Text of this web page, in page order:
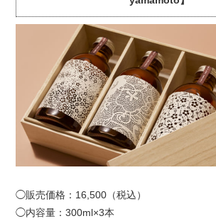
◯販売価格：16,500（税込）
◯内容量：300ml×3本